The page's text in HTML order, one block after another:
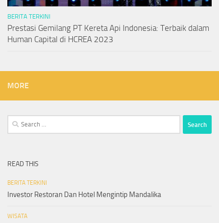
BERITA TERKINI
Prestasi Gemilang PT Kereta Api Indonesia: Terbaik dalam
Human Capital di HCREA 2023
MORE
Search
for:
READ THIS
BERITA TERKINI
Investor Restoran Dan Hotel Mengintip Mandalika
WISATA